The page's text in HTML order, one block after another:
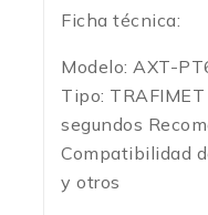
Ficha técnica:
Modelo: AXT-
Tipo:
segundos
Compatibilidad
y otros